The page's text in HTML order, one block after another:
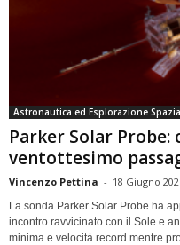
Astronautica ed Esplorazione
Parker Solar
ventottesimo
Vincenzo Pettina - 18 Giugno
La sonda Parker Solar Probe ha
incontro ravvicinato con il Sole e
minima e velocità record mentre